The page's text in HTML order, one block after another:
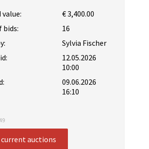
€ 3,400.00
bids:
16
Sylvia Fischer
12.05.2026
10:00
09.06.2026
16:10
auctions